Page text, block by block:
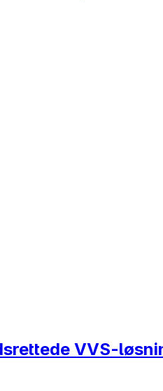
VVS-